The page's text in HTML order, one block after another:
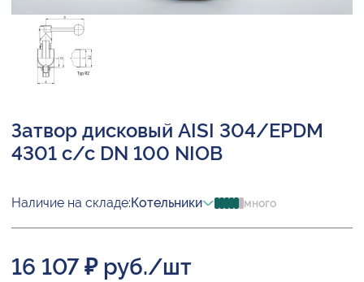
Затвор дисковый AISI 304/EPDM
4301 с/с DN 100 NIOB
Наличие на складе:Котельники много
16 107 ₽ руб./шт